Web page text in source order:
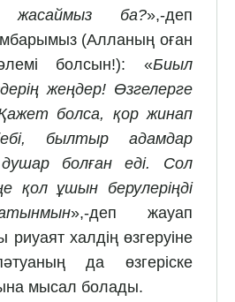
жасаймыз ба?»,-деп
(Алланың оған
болсын!): «Биыл
жеңдер! Өзгелерге
Қажет болса, қор жинап
былтыр адамдар
болған еді. Сол
қол ұшын берулеріңді
»,-деп жауап
риуаят халдің өзгеруіне
да өзгеріске
мысал болады.